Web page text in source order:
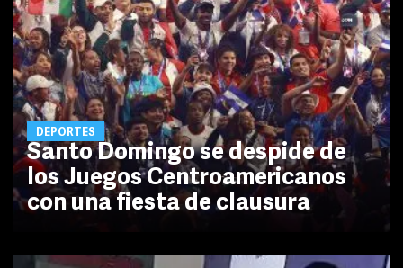
DEPORTES
Santo Domingo se despide de
los Juegos Centroamericanos
con una fiesta de clausura